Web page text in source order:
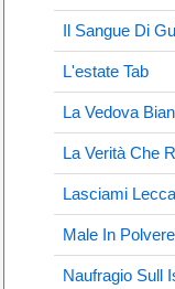
Il Sangue Di
L'estate Tab
La Vedova
La Verità Che
Lasciami
Male In
Naufragio Sull